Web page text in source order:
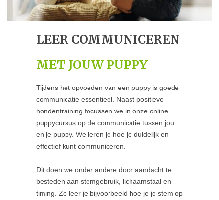
LEER COMMUNICEREN
MET JOUW PUPPY
Tijdens het opvoeden van een puppy is goede
communicatie essentieel. Naast positieve
hondentraining focussen we in onze online
puppycursus op de communicatie tussen jou
en je puppy. We leren je hoe je duidelijk en
effectief kunt communiceren.
Dit doen we onder andere door aandacht te
besteden aan stemgebruik, lichaamstaal en
timing. Zo leer je bijvoorbeeld hoe je je stem op